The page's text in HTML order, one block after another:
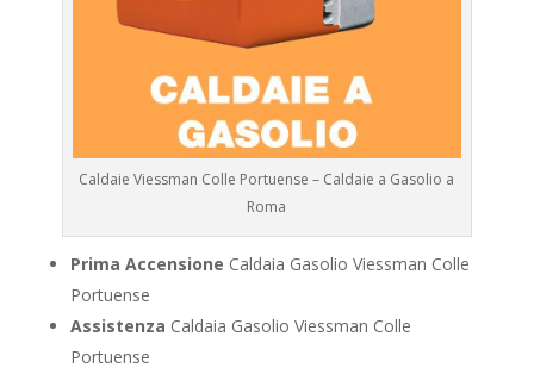
Caldaie Viessman Colle Portuense – Caldaie a Gasolio a
Roma
Prima Accensione Caldaia Gasolio Viessman Colle
Portuense
Assistenza Caldaia Gasolio Viessman Colle
Portuense